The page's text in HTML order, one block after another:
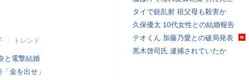
トレンド
と電撃結婚
金を出せ」
タイで銃乱射 祖父母も殺害か
久保優太 10代女性との結婚報告
テオくん 加藤乃愛との破局発表
黒木啓司氏 逮捕されていたか